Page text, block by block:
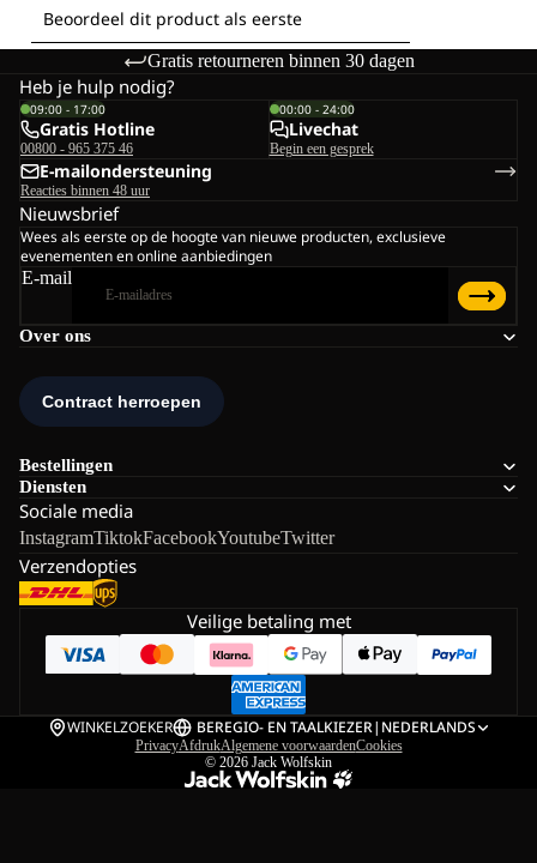
Gratis retourneren binnen 30 dagen
Over ons
Bestellingen
Diensten
Sociale media
InstagramTiktokFacebookYoutubeTwitter
Verzendopties
Heb je hulp nodig?
09:00 - 17:00
Gratis Hotline
00800 - 965 375 46
00:00 - 24:00
Livechat
Begin een gesprek
E-mailondersteuning
Reacties binnen 48 uur
Nieuwsbrief
Wees als eerste op de hoogte van nieuwe producten, exclusieve
evenementen en online aanbiedingen
E-mail
Veilige betaling met
WINKELZOEKER BEREGIO- EN TAALKIEZER| NEDERLANDS
PrivacyAfdrukAlgemene voorwaardenCookies
© 2026 Jack Wolfskin